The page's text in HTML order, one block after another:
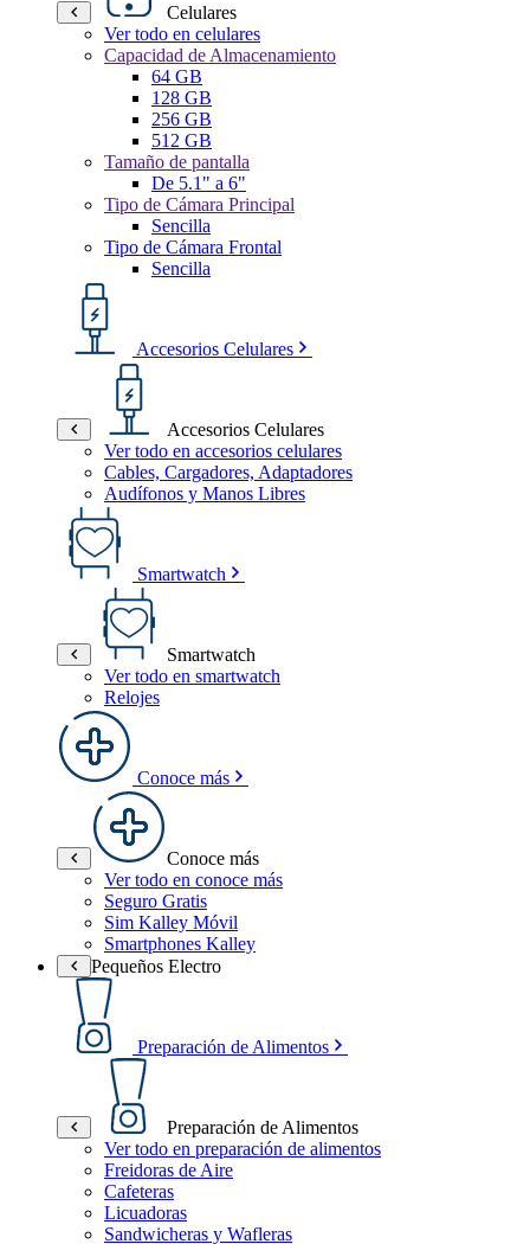
Celulares
Ver todo en celulares
Capacidad de Almacenamiento
64 GB
128 GB
256 GB
512 GB
Tamaño de pantalla
De 5.1" a 6"
Tipo de Cámara Principal
Sencilla
Tipo de Cámara Frontal
Sencilla
Accesorios Celulares
Accesorios Celulares
Ver todo en accesorios celulares
Cables, Cargadores, Adaptadores
Audífonos y Manos Libres
Smartwatch
Smartwatch
Ver todo en smartwatch
Relojes
Conoce más
Conoce más
Ver todo en conoce más
Seguro Gratis
Sim Kalley Móvil
Smartphones Kalley
Pequeños Electro
Preparación de Alimentos
Preparación de Alimentos
Ver todo en preparación de alimentos
Freidoras de Aire
Cafeteras
Licuadoras
Sandwicheras y Wafleras